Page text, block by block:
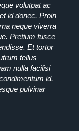
volutpat ac
id donec. Proin
neque viverra
Pretium fusce
Et tortor
tellus
nulla facilisi
id.
pulvinar